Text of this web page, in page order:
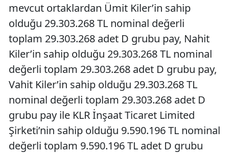
mevcut ortaklardan Ümit Kiler’in sahip
olduğu 29.303.268 TL nominal değerli
toplam 29.303.268 adet D grubu pay, Nahit
Kiler’in sahip olduğu 29.303.268 TL nominal
değerli toplam 29.303.268 adet D grubu pay,
Vahit Kiler’in sahip olduğu 29.303.268 TL
nominal değerli toplam 29.303.268 adet D
grubu pay ile KLR İnşaat Ticaret Limited
Şirketi’nin sahip olduğu 9.590.196 TL nominal
değerli toplam 9.590.196 TL adet D grubu